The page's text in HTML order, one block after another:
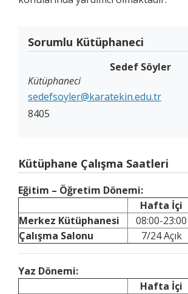
Sorumlu Kütüphaneci
Sedef Söyler
Kütüphaneci
sedefsoyler@karatekin.edu.tr
8405
Kütüphane Çalışma Saatleri
Eğitim – Öğretim Dönemi:
Hafta İçi
Merkez Kütüphanesi
08:00-23:00
Çalışma Salonu
7/24 Açık
Yaz Dönemi:
Hafta İçi